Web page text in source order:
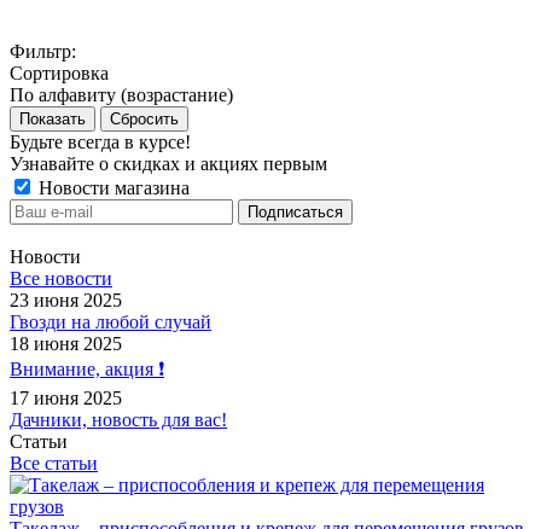
Фильтр:
Сортировка
По алфавиту (возрастание)
Показать Сбросить
Будьте всегда в курсе!
Узнавайте о скидках и акциях первым
Новости магазина
Новости
Все новости
23 июня 2025
Гвозди на любой случай
18 июня 2025
Внимание, акция ❗️
17 июня 2025
Дачники, новость для вас!
Статьи
Все статьи